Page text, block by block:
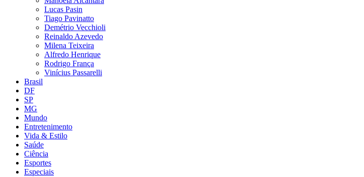
Lucas Pasin
Tiago Pavinatto
Demétrio Vecchioli
Reinaldo Azevedo
Milena Teixeira
Alfredo Henrique
Rodrigo França
Vinícius Passarelli
Brasil
DF
SP
MG
Mundo
Entretenimento
Vida & Estilo
Saúde
Ciência
Esportes
Especiais